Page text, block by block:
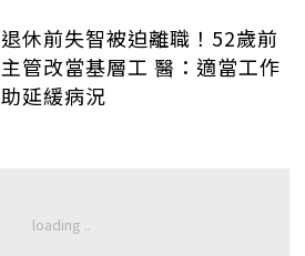
退休前失智被迫離職！52歲前
主管改當基層工 醫：適當工作
助延緩病況